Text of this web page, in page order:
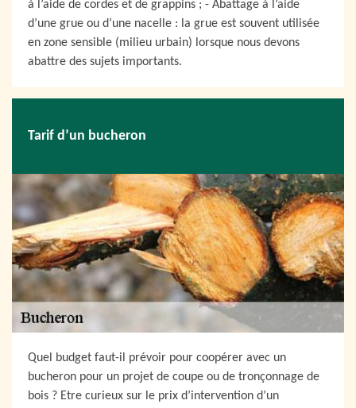
à l’aide de cordes et de grappins ; - Abattage à l’aide
d’une grue ou d’une nacelle : la grue est souvent utilisée
en zone sensible (milieu urbain) lorsque nous devons
abattre des sujets importants.
Tarif d’un bucheron
Quel budget faut-il prévoir pour coopérer avec un
bucheron pour un projet de coupe ou de tronçonnage de
bois ? Etre curieux sur le prix d’intervention d’un